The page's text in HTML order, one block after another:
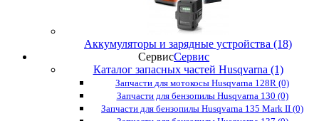
Аккумуляторы и зарядные устройства (18)
СервисСервис
Каталог запасных частей Husqvarna (1)
Запчасти для мотокосы Husqvarna 128R (0)
Запчасти для бензопилы Husqvarna 130 (0)
Запчасти для бензопилы Husqvarna 135 Mark II (0)